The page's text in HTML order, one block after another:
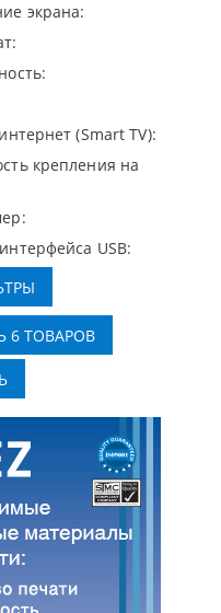
экрана:
(Smart TV):
крепления на
USB: